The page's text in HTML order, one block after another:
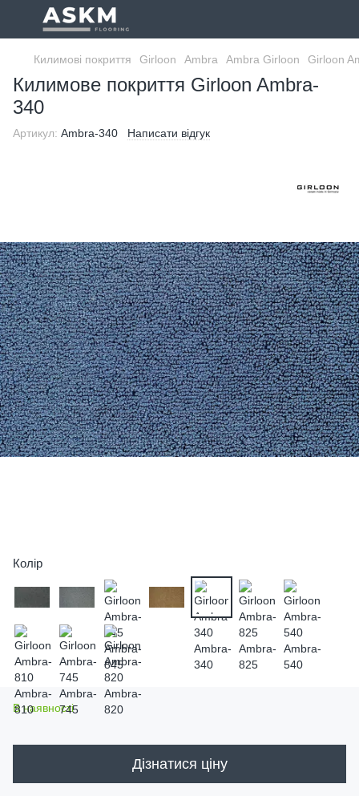
Килимові покриття Girloon Ambra Ambra Girloon Girloon
Килимове покриття Girloon Ambra-
340
Артикул: Ambra-340 Написати відгук
Колір
В наявності
Дізнатися ціну